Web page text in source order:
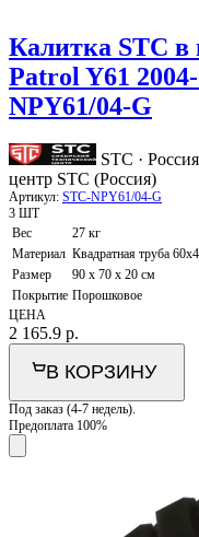
Калитка STC
Patrol Y61
NPY61/04-G
STC · Россия
центр STC (Россия)
Артикул: STC-NPY61/04-G
3 ШТ
Вес
27 кг
Материал Квадратная труба
Размер
90 x 70 x 20 см
Покрытие Порошковое
ЦЕНА
2 165.9 р.
В КОРЗИНУ
Под заказ (4-7 недель).
Предоплата 100%